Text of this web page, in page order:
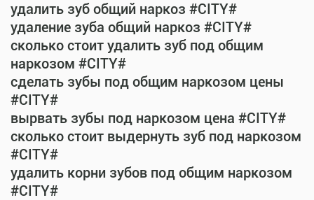
удалить зуб общий наркоз #CITY#
удаление зуба общий наркоз #CITY#
сколько стоит удалить зуб под общим
наркозом #CITY#
сделать зубы под общим наркозом цены
#CITY#
вырвать зубы под наркозом цена #CITY#
сколько стоит выдернуть зуб под наркозом
#CITY#
удалить корни зубов под общим наркозом
#CITY#